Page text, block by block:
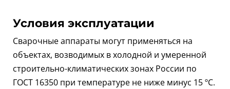
Условия эксплуатации
Сварочные аппараты могут применяться на
объектах, возводимых в холодной и умеренной
строительно-климатических зонах России по
ГОСТ 16350 при температуре не ниже минус 15 ºС.